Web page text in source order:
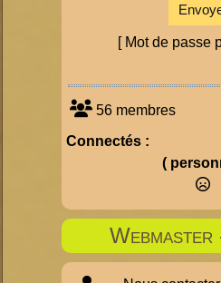
[ Mot de passe
56 membres
Connectés :
(